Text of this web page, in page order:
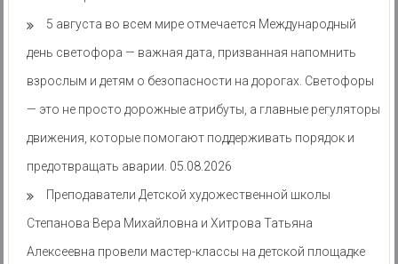
5 августа во всем мире отмечается Международный
день светофора — важная дата, призванная напомнить
взрослым и детям о безопасности на дорогах. Светофоры
— это не просто дорожные атрибуты, а главные регуляторы
движения, которые помогают поддерживать порядок и
предотвращать аварии. 05.08.2026
Преподаватели Детской художественной школы
Степанова Вера Михайловна и Хитрова Татьяна
Алексеевна провели мастер-классы на детской площадке